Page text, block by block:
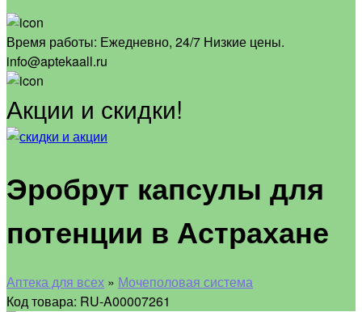
Время работы: Ежедневно, 24/7 Низкие цены.
info@aptekaall.ru
Акции и скидки!
Эробрут капсулы для
потенции в Астрахане
Аптека для всех » Мочеполовая система
Код товара: RU-A00007261